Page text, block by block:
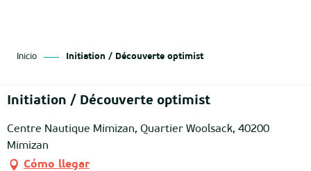
Inicio Initiation / Découverte optimist
Initiation / Découverte optimist
Centre Nautique Mimizan, Quartier Woolsack, 40200
Mimizan
Cómo llegar